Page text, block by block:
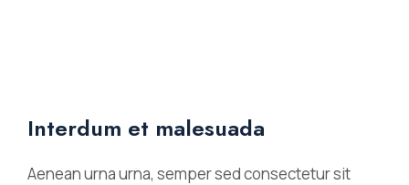
Interdum et malesuada
Aenean urna urna, semper sed consectetur sit